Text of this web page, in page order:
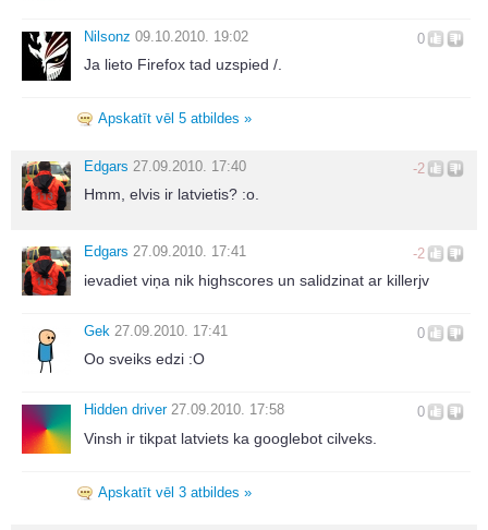
0
Nilsonz 09.10.2010. 19:02
Ja lieto Firefox tad uzspied /.
Apskatīt vēl 5 atbildes »
-2
Edgars 27.09.2010. 17:40
Hmm, elvis ir latvietis? :o.
-2
Edgars 27.09.2010. 17:41
ievadiet viņa nik highscores un salidzinat ar killerjv
0
Gek 27.09.2010. 17:41
Oo sveiks edzi :O
0
Hidden driver 27.09.2010. 17:58
Vinsh ir tikpat latviets ka googlebot cilveks.
Apskatīt vēl 3 atbildes »